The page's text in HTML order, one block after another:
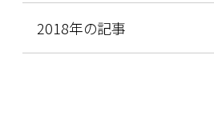
2018年の記事